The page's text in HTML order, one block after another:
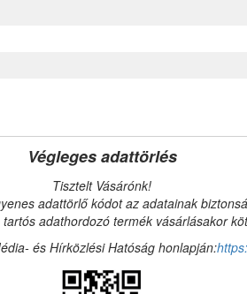
Végleges adattörlés
Tisztelt Vásárónk!
adattörlő kódot az adatainak
adathordozó termék vásárlásakor
és Hírközlési Hatóság honlapján: